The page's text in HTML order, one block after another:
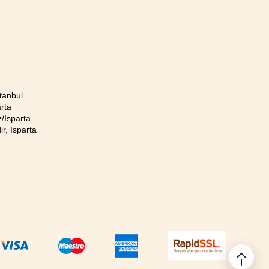
Isparta
Isparta